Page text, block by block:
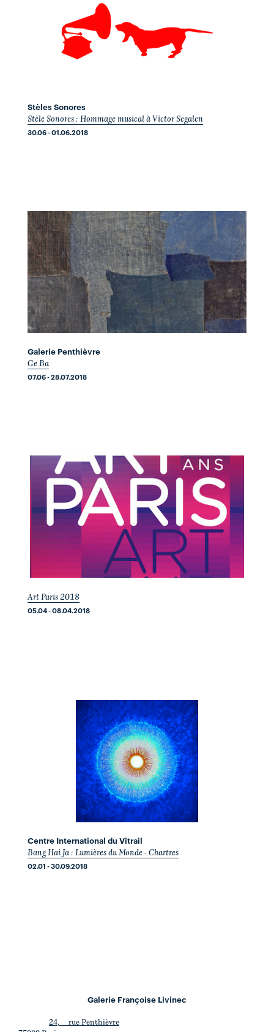
Stèles Sonores
Stèle Sonores : Hommage musical à Victor Segalen
30.06 - 01.06.2018
Galerie Penthièvre
Ge Ba
07.06 - 28.07.2018
Art Paris 2018
05.04 - 08.04.2018
Centre International du Vitrail
Bang Hai Ja : Lumières du Monde - Chartres
02.01 - 30.09.2018
Galerie Françoise Livinec
24, rue Penthièvre